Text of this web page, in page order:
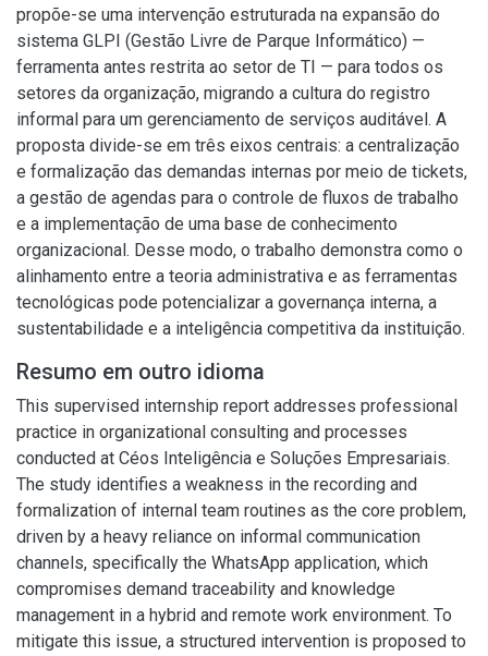
propõe-se uma intervenção estruturada na expansão do
sistema GLPI (Gestão Livre de Parque Informático) —
ferramenta antes restrita ao setor de TI — para todos os
setores da organização, migrando a cultura do registro
informal para um gerenciamento de serviços auditável. A
proposta divide-se em três eixos centrais: a centralização
e formalização das demandas internas por meio de tickets,
a gestão de agendas para o controle de fluxos de trabalho
e a implementação de uma base de conhecimento
organizacional. Desse modo, o trabalho demonstra como o
alinhamento entre a teoria administrativa e as ferramentas
tecnológicas pode potencializar a governança interna, a
sustentabilidade e a inteligência competitiva da instituição.
Resumo em outro idioma
This supervised internship report addresses professional
practice in organizational consulting and processes
conducted at Céos Inteligência e Soluções Empresariais.
The study identifies a weakness in the recording and
formalization of internal team routines as the core problem,
driven by a heavy reliance on informal communication
channels, specifically the WhatsApp application, which
compromises demand traceability and knowledge
management in a hybrid and remote work environment. To
mitigate this issue, a structured intervention is proposed to